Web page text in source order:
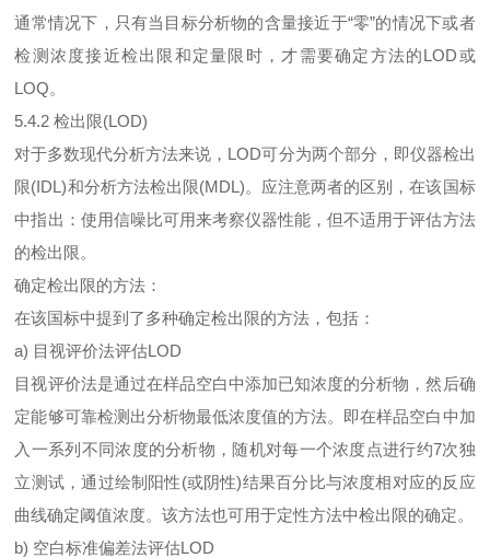
通常情况下，只有当目标分析物的含量接近于“零”的情况下或者
检测浓度接近检出限和定量限时，才需要确定方法的LOD或
LOQ。
5.4.2 检出限(LOD)
对于多数现代分析方法来说，LOD可分为两个部分，即仪器检出
限(IDL)和分析方法检出限(MDL)。应注意两者的区别，在该国标
中指出：使用信噪比可用来考察仪器性能，但不适用于评估方法
的检出限。
确定检出限的方法：
在该国标中提到了多种确定检出限的方法，包括：
a) 目视评价法评估LOD
目视评价法是通过在样品空白中添加已知浓度的分析物，然后确
定能够可靠检测出分析物最低浓度值的方法。即在样品空白中加
入一系列不同浓度的分析物，随机对每一个浓度点进行约7次独
立测试，通过绘制阳性(或阴性)结果百分比与浓度相对应的反应
曲线确定阈值浓度。该方法也可用于定性方法中检出限的确定。
b) 空白标准偏差法评估LOD